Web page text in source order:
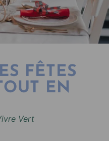
FÊTES
EN
Vert